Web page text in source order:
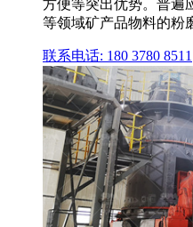
方便等突出优势。普遍
等领域矿产品物料的粉
联系电话: 180 3780 8511